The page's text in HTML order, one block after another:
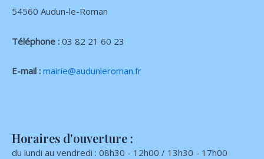
54560 Audun-le-Roman
Téléphone : 03 82 21 60 23
E-mail : mairie@audunleroman.fr
Horaires d'ouverture :
du lundi au vendredi : 08h30 - 12h00 / 13h30 - 17h00